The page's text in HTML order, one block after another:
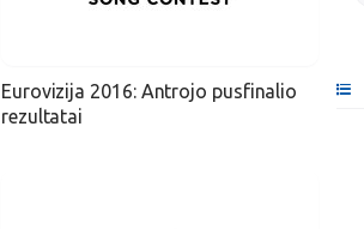
Eurovizija 2016: Antrojo pusfinalio
rezultatai